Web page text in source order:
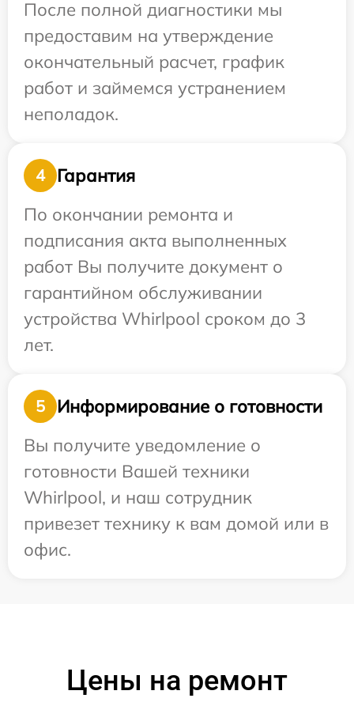
После полной диагностики мы
предоставим на утверждение
окончательный расчет, график
работ и займемся устранением
неполадок.
4
Гарантия
По окончании ремонта и
подписания акта выполненных
работ Вы получите документ о
гарантийном обслуживании
устройства Whirlpool сроком до 3
лет.
5
Информирование о готовности
Вы получите уведомление о
готовности Вашей техники
Whirlpool, и наш сотрудник
привезет технику к вам домой или в
офис.
Цены на ремонт